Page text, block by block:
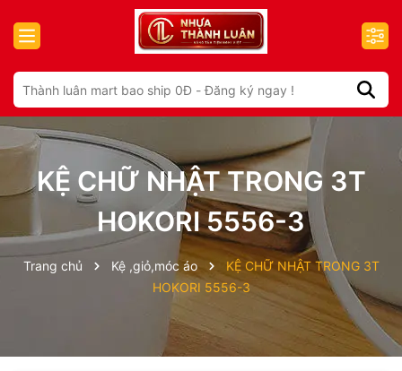
KỆ CHỮ NHẬT TRONG 3T
HOKORI 5556-3
Trang chủ Kệ ,giỏ,móc áo
KỆ CHỮ NHẬT TRONG 3T
HOKORI 5556-3